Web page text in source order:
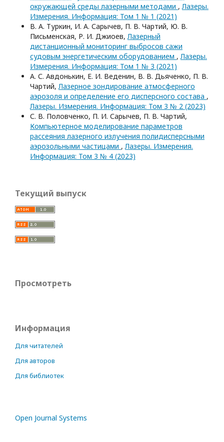
окружающей среды лазерными методами ,Лазеры.
Измерения. Информация: Том 1 № 1 (2021)
В. А. Туркин, И. А. Сарычев, П. В. Чартий, Ю. В.
Письменская, Р. И. Джиоев,Лазерный
дистанционный мониторинг выбросов сажи
судовым энергетическим оборудованием ,Лазеры.
Измерения. Информация: Том 1 № 3 (2021)
А. С. Авдонькин, Е. И. Веденин, В. В. Дьяченко, П. В.
Чартий,Лазерное зондирование атмосферного
аэрозоля и определение его дисперсного состава ,
Лазеры. Измерения. Информация: Том 3 № 2 (2023)
С. В. Половченко, П. И. Сарычев, П. В. Чартий,
Компьютерное моделирование параметров
рассеяния лазерного излучения полидисперсными
аэрозольными частицами ,Лазеры. Измерения.
Информация: Том 3 № 4 (2023)
Текущий выпуск
Просмотреть
Информация
Для читателей
Для авторов
Для библиотек
Open Journal Systems